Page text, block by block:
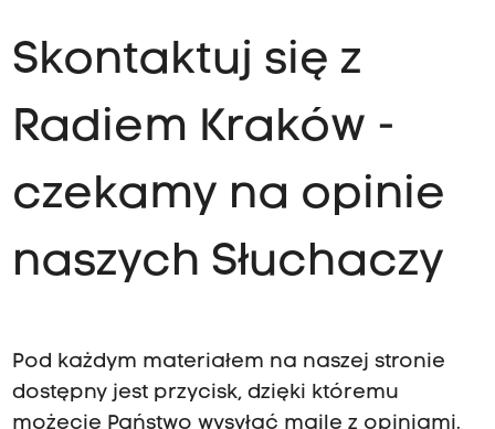
Skontaktuj się z
Radiem Kraków -
czekamy na opinie
naszych Słuchaczy
Pod każdym materiałem na naszej stronie
dostępny jest przycisk, dzięki któremu
możecie Państwo wysyłać maile z opiniami.